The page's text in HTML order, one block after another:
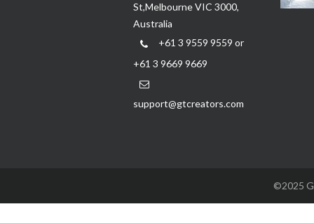
St,Melbourne VIC 3000,
Australia
+61 3 9559 9559 or
+61 3 9669 9669
support@gtcreators.com
©2025